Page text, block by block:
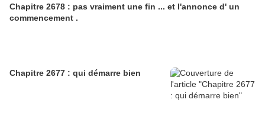
Chapitre 2678 : pas vraiment une fin ... et l'annonce d' un
commencement .
Chapitre 2677 : qui démarre bien